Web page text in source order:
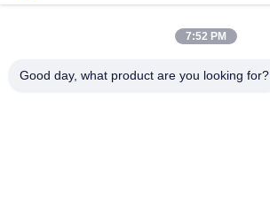
Mesh Pencetakan
7:52 PM
Good day, what product are you looking for?